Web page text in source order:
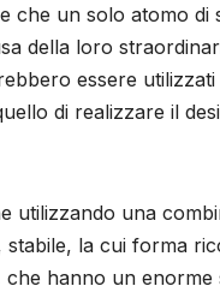
che un solo atomo
della loro
essere utilizzati
di realizzare il
utilizzando una
la cui forma
hanno un